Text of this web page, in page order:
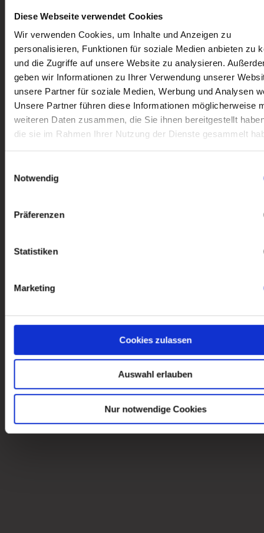
Diese Webseite verwendet Cookies
Wir verwenden Cookies, um Inhalte und Anzeigen zu
personalisieren, Funktionen für soziale Medien anbieten zu
und die Zugriffe auf unsere Website zu analysieren.
geben wir Informationen zu Ihrer Verwendung unserer
unsere Partner für soziale Medien, Werbung und Analysen
Unsere Partner führen diese Informationen möglicherweise
weiteren Daten zusammen, die Sie ihnen bereitgestellt
die sie im Rahmen Ihrer Nutzung der Dienste gesammelt
Notwendig
Präferenzen
Statistiken
Marketing
Cookies zulassen
Auswahl erlauben
Nur notwendige Cookies